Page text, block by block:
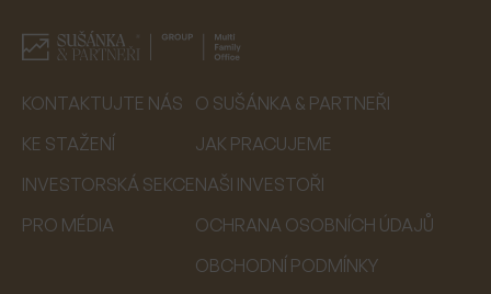
KONTAKTUJTE NÁS
KE STAŽENÍ
INVESTORSKÁ SEKCE
PRO MÉDIA
O SUŠÁNKA & PARTNEŘI
JAK PRACUJEME
NAŠI INVESTOŘI
OCHRANA OSOBNÍCH ÚDAJŮ
OBCHODNÍ PODMÍNKY